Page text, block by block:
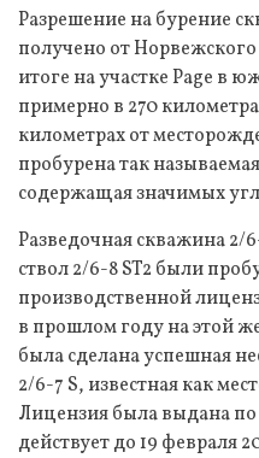
Разрешение на бурение
получено от
итоге на участке Page в
примерно в 270
километрах от
пробурена так
содержащая значимых
Разведочная скважина 2/
ствол 2/6-8 ST2 были
производственной
в прошлом году на этой
была сделана успешная
2/6-7 S, известная как
Лицензия была выдана по
действует до 19 февраля